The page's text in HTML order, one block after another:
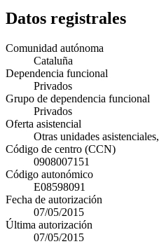
Datos registrales
Comunidad autónoma
Cataluña
Dependencia funcional
Privados
Grupo de dependencia funcional
Privados
Oferta asistencial
Otras unidades asistenciales,
Código de centro (CCN)
0908007151
Código autonómico
E08598091
Fecha de autorización
07/05/2015
Última autorización
07/05/2015